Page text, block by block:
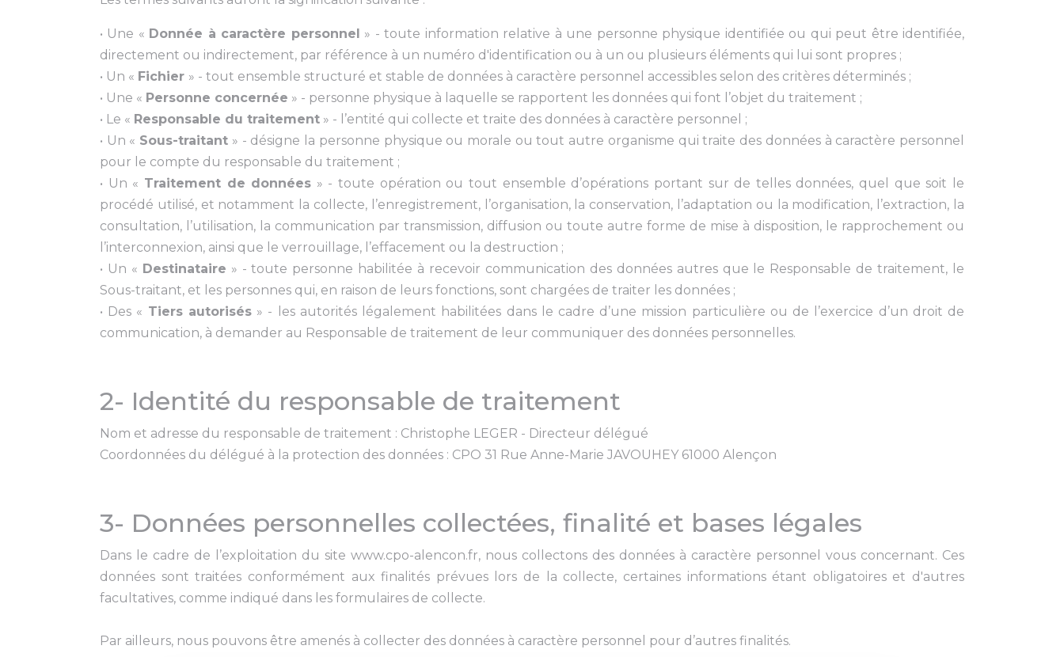
• Une « Donnée à caractère personnel » - toute information relative à une personne physique identifiée ou qui peut être identifiée,
directement ou indirectement, par référence à un numéro d'identification ou à un ou plusieurs éléments qui lui sont propres ;
• Un « Fichier » - tout ensemble structuré et stable de données à caractère personnel accessibles selon des critères déterminés ;
• Une « Personne concernée » - personne physique à laquelle se rapportent les données qui font l’objet du traitement ;
• Le « Responsable du traitement » - l’entité qui collecte et traite des données à caractère personnel ;
• Un « Sous-traitant » - désigne la personne physique ou morale ou tout autre organisme qui traite des données à caractère personnel
pour le compte du responsable du traitement ;
• Un « Traitement de données » - toute opération ou tout ensemble d’opérations portant sur de telles données, quel que soit le
procédé utilisé, et notamment la collecte, l’enregistrement, l’organisation, la conservation, l’adaptation ou la modification, l’extraction, la
consultation, l’utilisation, la communication par transmission, diffusion ou toute autre forme de mise à disposition, le rapprochement ou
l’interconnexion, ainsi que le verrouillage, l’effacement ou la destruction ;
• Un « Destinataire » - toute personne habilitée à recevoir communication des données autres que le Responsable de traitement, le
Sous-traitant, et les personnes qui, en raison de leurs fonctions, sont chargées de traiter les données ;
• Des « Tiers autorisés» - les autorités légalement habilitées dans le cadre d’une mission particulière ou de l’exercice d’un droit de
communication, à demander au Responsable de traitement de leur communiquer des données personnelles.
2- Identité du responsable de traitement
Nom et adresse du responsable de traitement : Christophe LEGER - Directeur délégué
Coordonnées du délégué à la protection des données : CPO 31 Rue Anne-Marie JAVOUHEY 61000 Alençon
3- Données personnelles collectées, finalité et bases légales
Dans le cadre de l’exploitation du site www.cpo-alencon.fr, nous collectons des données à caractère personnel vous concernant. Ces
données sont traitées conformément aux finalités prévues lors de la collecte, certaines informations étant obligatoires et d'autres
facultatives, comme indiqué dans les formulaires de collecte.
Par ailleurs, nous pouvons être amenés à collecter des données à caractère personnel pour d’autres finalités.